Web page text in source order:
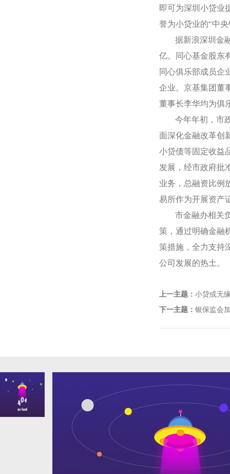
即可为深圳小贷业
誉为小贷业的“中
据新浪深圳金
亿。同心基金股东
同心俱乐部成员企
企业。京基集团董
董事长李华均为俱
今年年初，市
面深化金融改革创
小贷债等固定收益
发展，经市政府批
业务，总融资比例
易所作为开展资产
市金融办相关
策，通过明确金融
策措施，全力支持
公司发展的热土。
上一主题： 小贷或无
下一主题： 银保监会